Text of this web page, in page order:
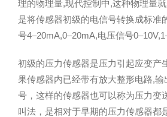
理的物理量,现代控制中,这种物理量
是将传感器初级的电信号转换成标准
号4–20mA,0–20mA,电压信号
初级的压力传感器是压力引起应变产
果传感器内已经带有放大整形电路,
号，这样的传感器也可以称为压力变
叫法，是相对于早期的压力传感器都